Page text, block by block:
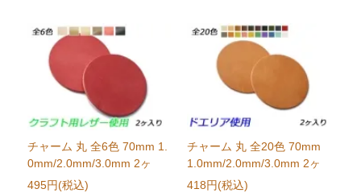
チャーム 丸 全6色 70mm 1.
0mm/2.0mm/3.0mm 2ヶ
495円(税込)
チャーム 丸 全20色 70mm
1.0mm/2.0mm/3.0mm 2ヶ
418円(税込)